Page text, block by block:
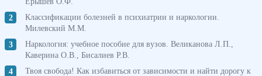
Классификации болезней в психиатрии и наркологии.
Милевский М.М.
Наркология: учебное пособие для вузов. Великанова Л.П.,
Каверина О.В., Бисалиев Р.В.
Твоя свобода! Как избавиться от зависимости и найти дорогу к